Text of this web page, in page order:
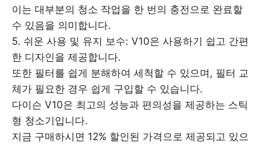
이는 대부분의 청소 작업을 한 번의 충전으로 완료할
수 있음을 의미합니다.
5. 쉬운 사용 및 유지 보수: V10은 사용하기 쉽고 간편
한 디자인을 제공합니다.
또한 필터를 쉽게 분해하여 세척할 수 있으며, 필터 교
체가 필요한 경우 쉽게 구입할 수 있습니다.
다이슨 V10은 최고의 성능과 편의성을 제공하는 스틱
형 청소기입니다.
지금 구매하시면 12% 할인된 가격으로 제공되고 있으